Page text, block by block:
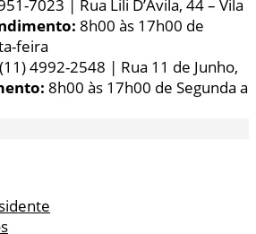
7023 | Rua Lili D’Avila, 44 – Vila
8h00 às 17h00 de
feira
(11) 4992-2548 | Rua 11 de Junho,
8h00 às 17h00 de Segunda a